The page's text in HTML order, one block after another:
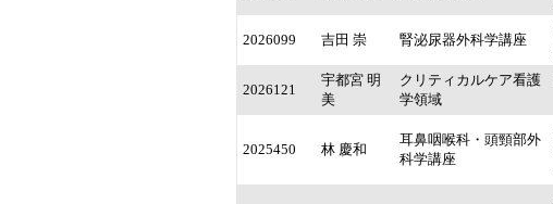
2026099 吉田 崇 腎泌尿器外科学講座
2026121
宇都宮 明
美
クリティカルケア看護
学領域
2025450 林 慶和
耳鼻咽喉科・頭頸部外
科学講座